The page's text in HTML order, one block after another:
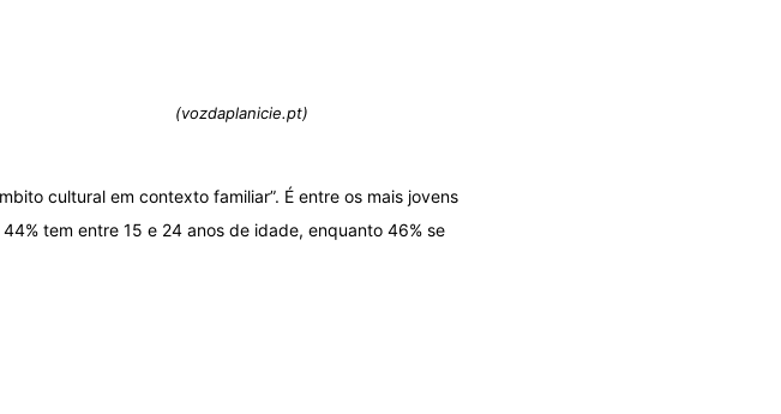
(vozdaplanicie.pt)
cultural em contexto familiar”. É entre os mais jovens
tem entre 15 e 24 anos de idade, enquanto 46% se